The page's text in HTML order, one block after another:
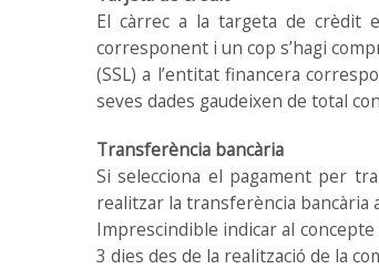
El càrrec a la targeta de crèdit
corresponent i un cop s’hagi
(SSL) a l’entitat financera
seves dades gaudeixen de total
Transferència bancària
Si selecciona el pagament per
realitzar la transferència bancària
Imprescindible indicar al
3 dies des de la realització de la